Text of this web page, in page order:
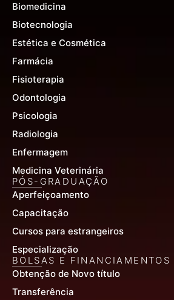
Biomedicina
Biotecnologia
Estética e Cosmética
Farmácia
Fisioterapia
Odontologia
Psicologia
Radiologia
Enfermagem
Medicina Veterinária
PÓS-GRADUAÇÃO
Aperfeiçoamento
Capacitação
Cursos para estrangeiros
Especialização
BOLSAS E FINANCIAMENTOS
Obtenção de Novo título
Transferência